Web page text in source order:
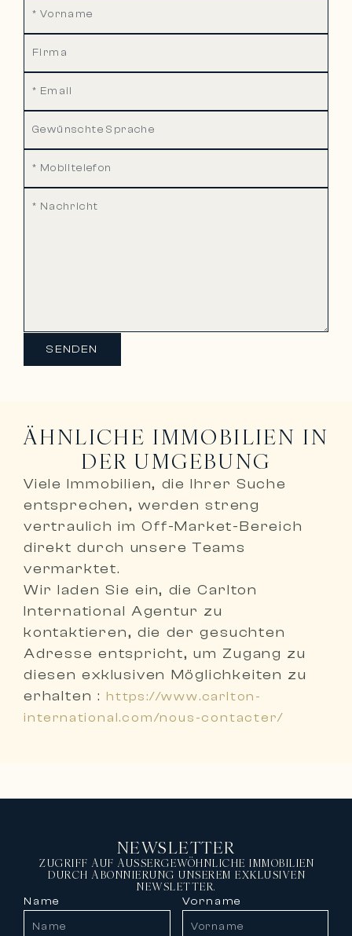
SENDEN
ÄHNLICHE IMMOBILIEN IN
DER UMGEBUNG
Viele Immobilien, die Ihrer Suche
entsprechen, werdenstreng
vertraulich im Off-Market-Bereich
direkt durch unsere Teams
vermarktet.
Wir laden Sie ein, die Carlton
International Agentur zu
kontaktieren, die der gesuchten
Adresse entspricht, um Zugang zu
diesen exklusiven Möglichkeiten zu
erhalten :
https://www.carlton-
international.com/nous-contacter/
NEWSLETTER
ZUGRIFF AUF AUSSERGEWÖHNLICHE IMMOBILIEN
DURCH ABONNIERUNG UNSEREM EXKLUSIVEN
NEWSLETTER.
Name Vorname